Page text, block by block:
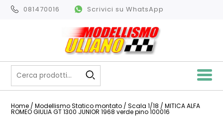
081470016 Scrivici su WhatsApp
Home /Modellismo Statico montato /Scala 1/18 / MITICA ALFA
ROMEO GIULIA GT 1300 JUNIOR 1968 verde pino 100016